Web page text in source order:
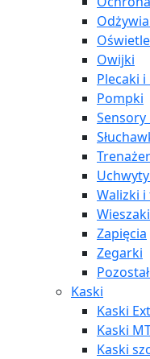
Owijki
Plecaki
Pompki
Walizki
Zapięcia
Zegarki
Kaski
Kaski
Kaski
Kaski